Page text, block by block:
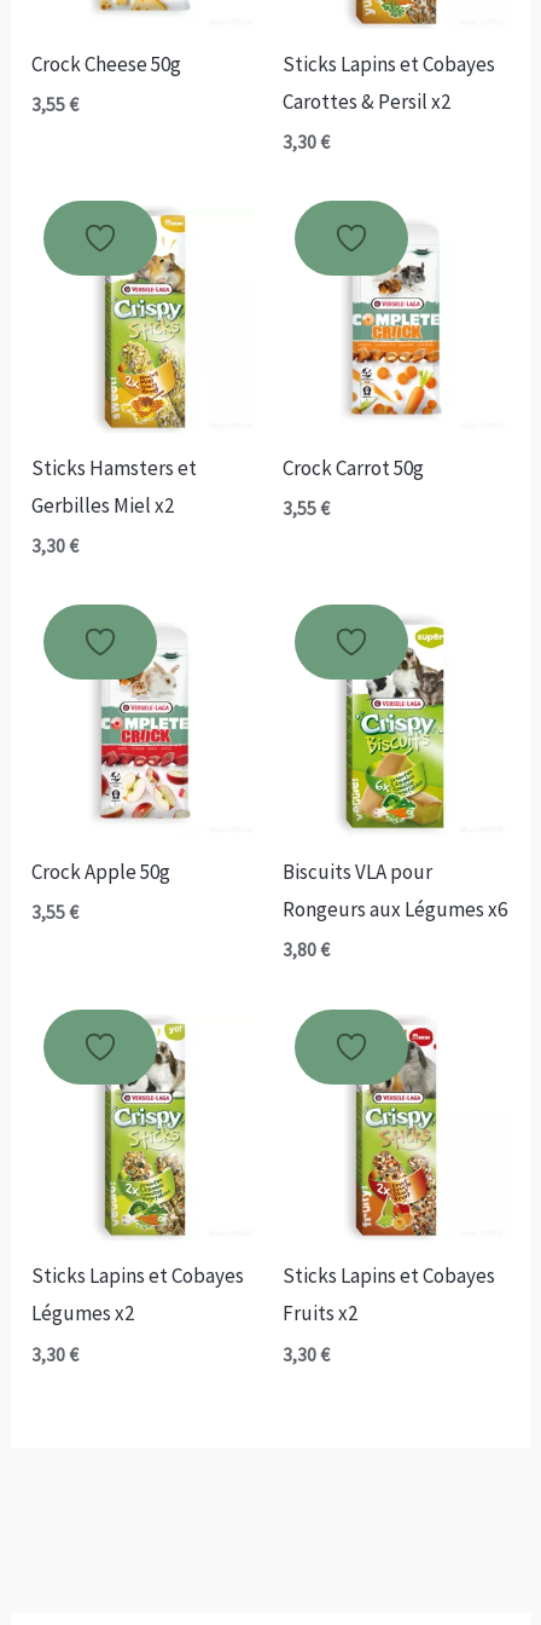
Crock Cheese 50g
3,55€
Sticks Lapins et Cobayes
Carottes & Persil x2
3,30€
Sticks Hamsters et
Gerbilles Miel x2
3,30€
Crock Carrot 50g
3,55€
Crock Apple 50g
3,55€
Biscuits VLA pour
Rongeurs aux Légumes x6
3,80€
Sticks Lapins et Cobayes
Légumes x2
3,30€
Sticks Lapins et Cobayes
Fruits x2
3,30€